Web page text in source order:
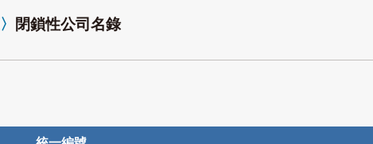
〉 閉鎖性公司名錄